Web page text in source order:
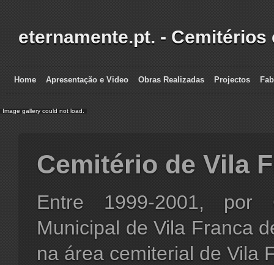
eternamente.pt. - Cemitérios
Home Apresentação e Video Obras Realizadas Projectos
Image gallery could not load.
Cemitério de Vila
Entre 1999-2001, por
Municipal de Vila Franca
na área cemiterial de Vila